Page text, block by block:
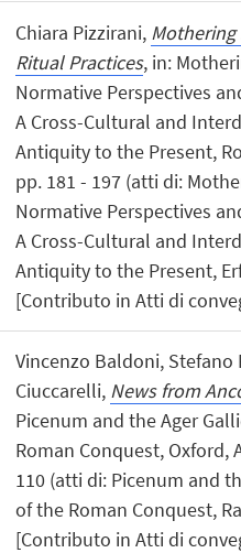
Chiara Pizzirani,
Ritual Practices, in:
Normative Perspectives
A Cross-Cultural and
Antiquity to the Present,
pp. 181 - 197 (atti di:
Normative Perspectives
A Cross-Cultural and
Antiquity to the Present,
[Contributo in Atti di
Vincenzo Baldoni, Stefano
Ciuccarelli, News from
Picenum and the Ager
Roman Conquest, Oxford,
110 (atti di: Picenum and
of the Roman Conquest,
[Contributo in Atti di